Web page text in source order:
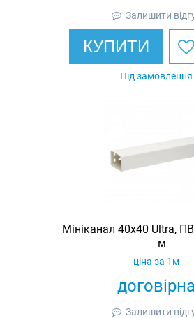
Залишити
КУПИТИ
Під замовлення
Мініканал 40х40 Ultra,
м
договірна
ціна за 1м
Залишити